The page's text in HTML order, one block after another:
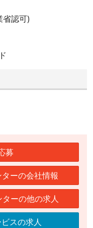
省認可)
募
ーの会社情報
ーの他の求人
スの求人